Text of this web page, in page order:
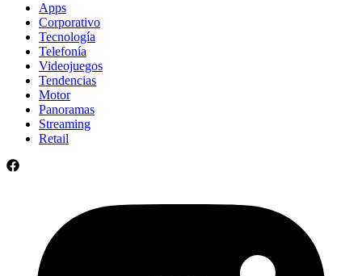
Apps
Corporativo
Tecnología
Telefonía
Videojuegos
Tendencias
Motor
Panoramas
Streaming
Retail